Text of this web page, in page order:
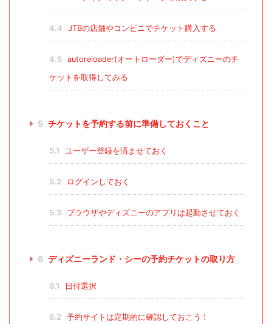
4.4 JTBの店舗やコンビニでチケット購入する
4.5
autoreloader(オートローダー)でディズニーのチ
ケットを取得してみる
5 チケットを予約する前に準備しておくこと
5.1 ユーザー登録を済ませておく
5.2 ログインしておく
5.3 ブラウザやディズニーのアプリは起動させておく
6 ディズニーランド・シーの予約チケットの取り方
6.1 日付選択
6.2 予約サイトは定期的に確認しておこう！